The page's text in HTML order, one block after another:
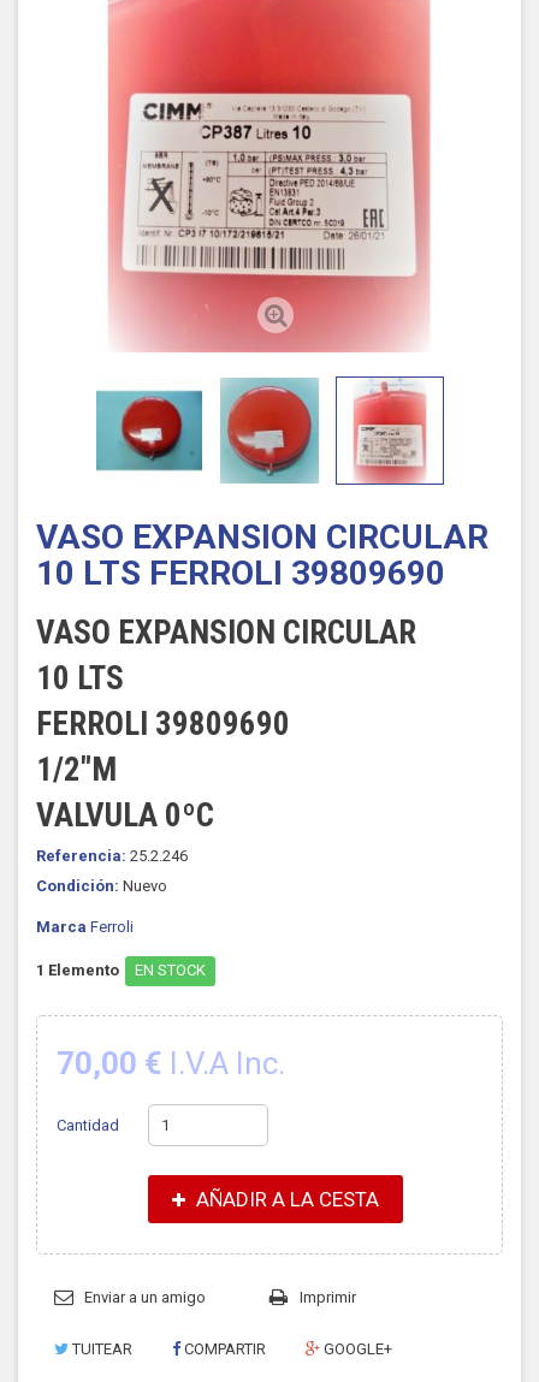
VASO EXPANSION CIRCULAR
10 LTS FERROLI 39809690
VASO EXPANSION CIRCULAR
10 LTS
FERROLI 39809690
1/2"M
VALVULA 0ºC
Referencia: 25.2.246
Condición: Nuevo
Marca Ferroli
1 Elemento EN STOCK
70,00 € I.V.A Inc.
Cantidad
AÑADIR A LA CESTA
Enviar a un amigo Imprimir
TUITEAR COMPARTIR GOOGLE+